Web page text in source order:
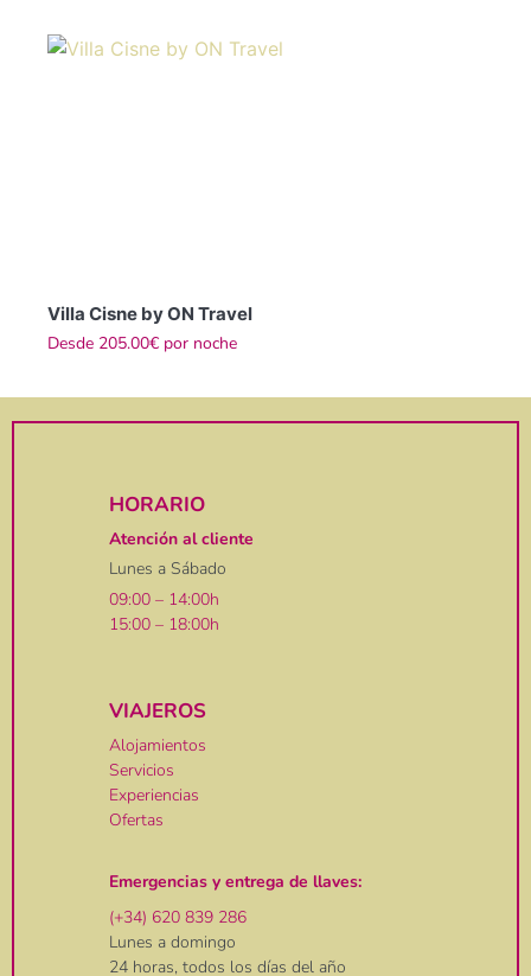
Villa Cisne by ON Travel
Desde 205.00€ por noche
HORARIO
Atención al cliente
Lunes a Sábado
09:00 – 14:00h
15:00 – 18:00h
VIAJEROS
Alojamientos
Servicios
Experiencias
Ofertas
Emergencias y entrega de llaves:
(+34) 620 839 286
Lunes a domingo
24 horas, todos los días del año